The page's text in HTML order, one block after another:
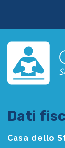
Dati
Casa dello